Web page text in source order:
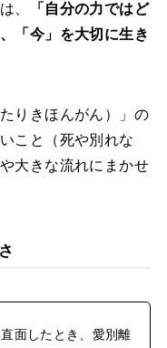
、
「自分の力ではど
「今」を大切に生き
りきほんがん）」の
こと（死や別れな
大きな流れにまかせ
面したとき、愛別離